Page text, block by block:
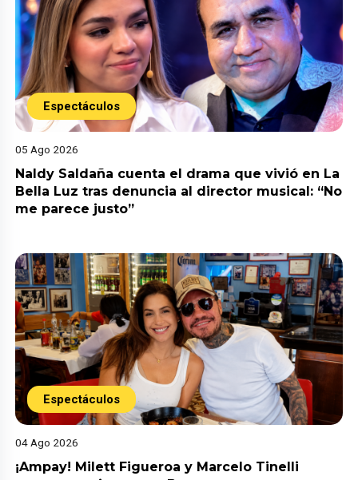
Espectáculos
05 Ago 2026
Naldy Saldaña cuenta el drama que vivió en La
Bella Luz tras denuncia al director musical: “No
me parece justo”
Espectáculos
04 Ago 2026
¡Ampay! Milett Figueroa y Marcelo Tinelli